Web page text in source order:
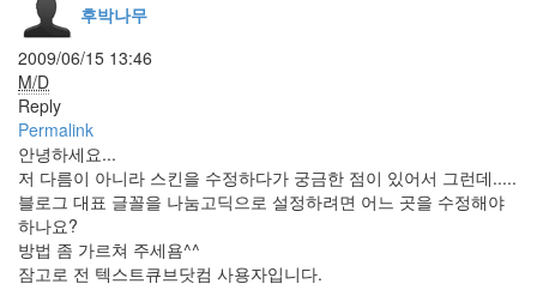
후박나무
2009/06/15 13:46
M/D
Reply
Permalink
안녕하세요...
저 다름이 아니라 스킨을 수정하다가 궁금한 점이 있어서 그런데.....
블로그 대표 글꼴을 나눔고딕으로 설정하려면 어느 곳을 수정해야
하나요?
방법 좀 가르쳐 주세욤^^
잠고로 전 텍스트큐브닷컴 사용자입니다.
Sarah
Wayne
Callies
네
이
버
툰
지
영
검
정
색